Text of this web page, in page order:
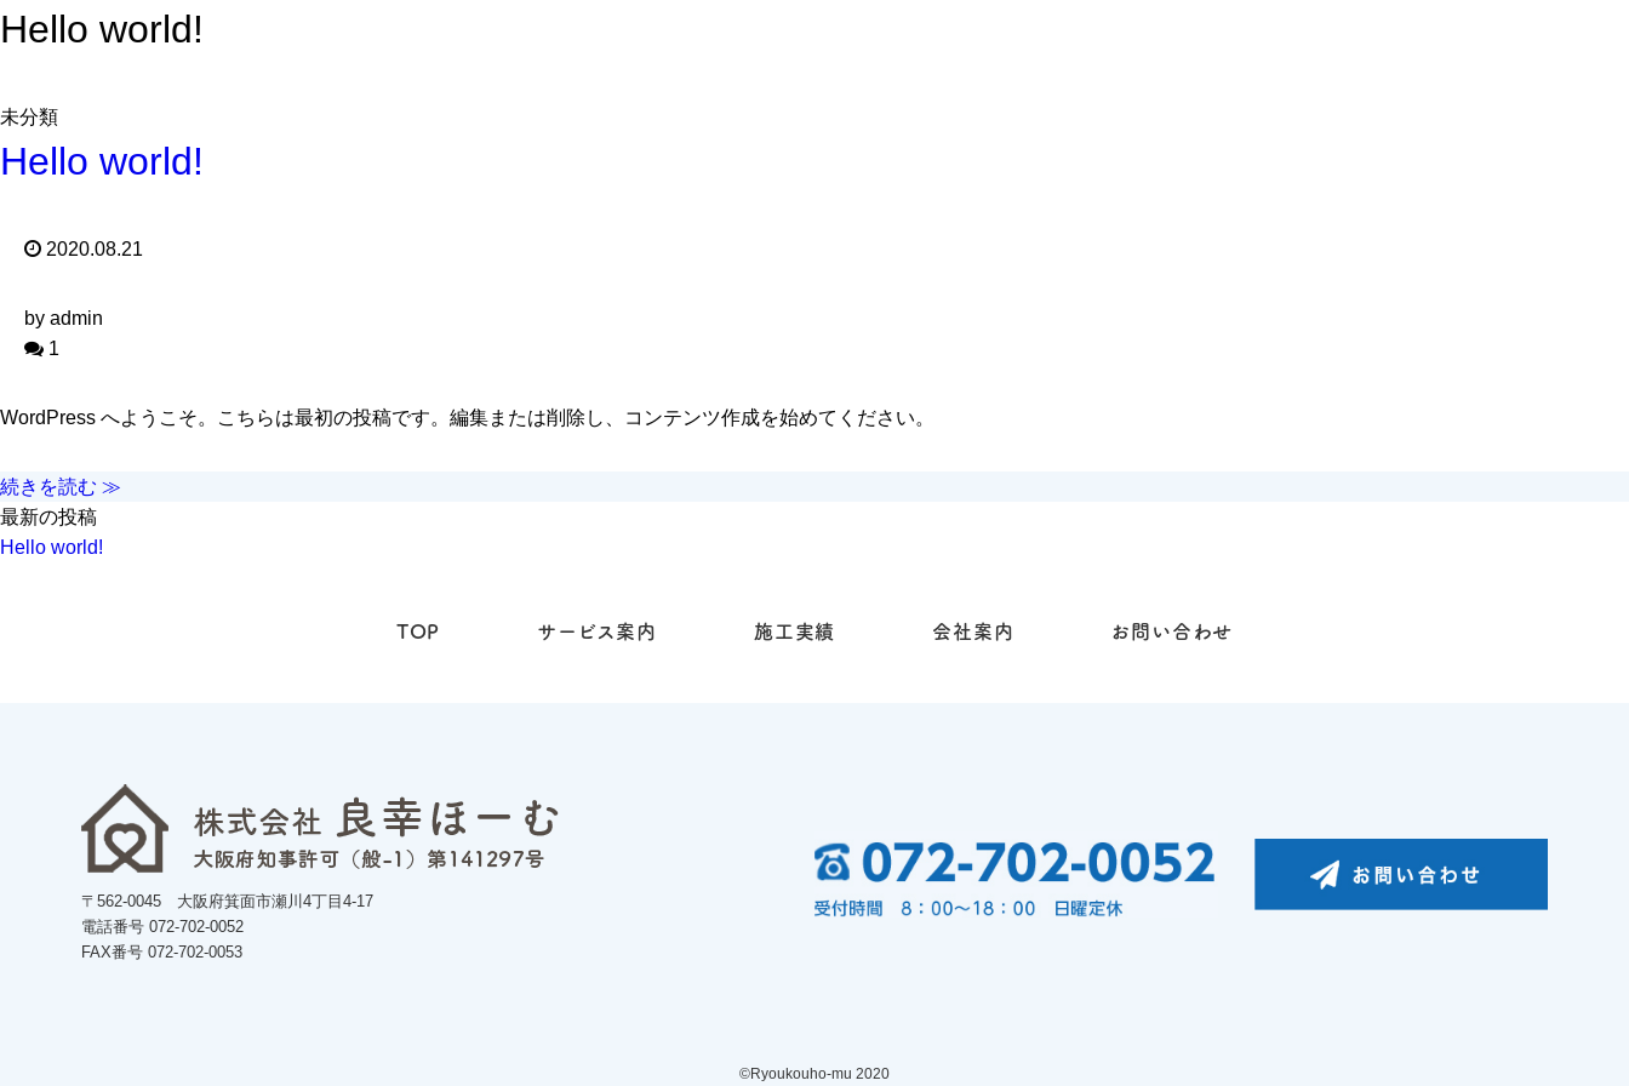
Hello world!
未分類
Hello world!
2020.08.21
by admin
1
WordPress へようこそ。こちらは最初の投稿です。編集または削除し、コンテンツ作成を始めてください。
続きを読む ≫
最新の投稿
Hello world!
TOP サービス案内 施工実績 会社案内 お問い合わせ
〒562-0045 大阪府箕面市瀬川4丁目4-17
電話番号 072-702-0052
FAX番号 072-702-0053
©︎Ryoukouho-mu 2020